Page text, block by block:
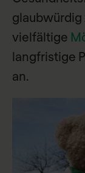
glaubwürdig
vielfältige
langfristige
an.